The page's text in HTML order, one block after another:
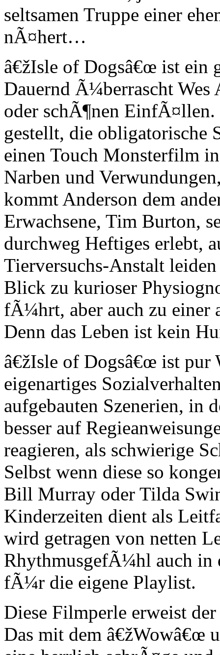
seltsamen Truppe einer
nÃ¤hert…
â€žIsle of Dogsâ€œ ist ein
Dauernd Ã¼berrascht Wes
oder schÃ¶nen
gestellt, die obligatorische
einen Touch Monsterfilm
Narben und
kommt Anderson dem
Erwachsene, Tim Burton,
durchweg Heftiges erlebt,
Tierversuchs-Anstalt leiden
Blick zu kurioser
fÃ¼hrt, aber auch zu einer
Denn das Leben ist kein
â€žIsle of Dogsâ€œ ist pur
eigenartiges
aufgebauten Szenerien, in
besser auf
reagieren, als schwierige
Selbst wenn diese so
Bill Murray oder Tilda
Kinderzeiten dient als
wird getragen von netten
RhythmusgefÃ¼hl auch in
fÃ¼r die eigene Playlist.
Diese Filmperle erweist
Das mit dem â€žWowâ€œ